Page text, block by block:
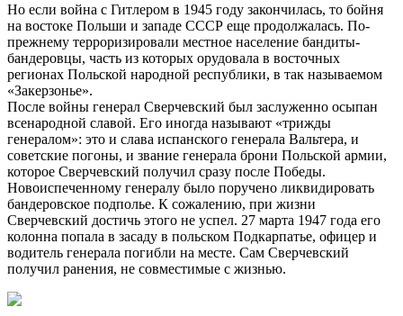
Но если война с Гитлером в 1945 году закончилась, то бойня
на востоке Польши и западе СССР еще продолжалась. По-
прежнему терроризировали местное население бандиты-
бандеровцы, часть из которых орудовала в восточных
регионах Польской народной республики, в так называемом
«Закерзонье».
После войны генерал Сверчевский был заслуженно осыпан
всенародной славой. Его иногда называют «трижды
генералом»: это и слава испанского генерала Вальтера, и
советские погоны, и звание генерала брони Польской армии,
которое Сверчевский получил сразу после Победы.
Новоиспеченному генералу было поручено ликвидировать
бандеровское подполье. К сожалению, при жизни
Сверчевский достичь этого не успел. 27 марта 1947 года его
колонна попала в засаду в польском Подкарпатье, офицер и
водитель генерала погибли на месте. Сам Сверчевский
получил ранения, не совместимые с жизнью.